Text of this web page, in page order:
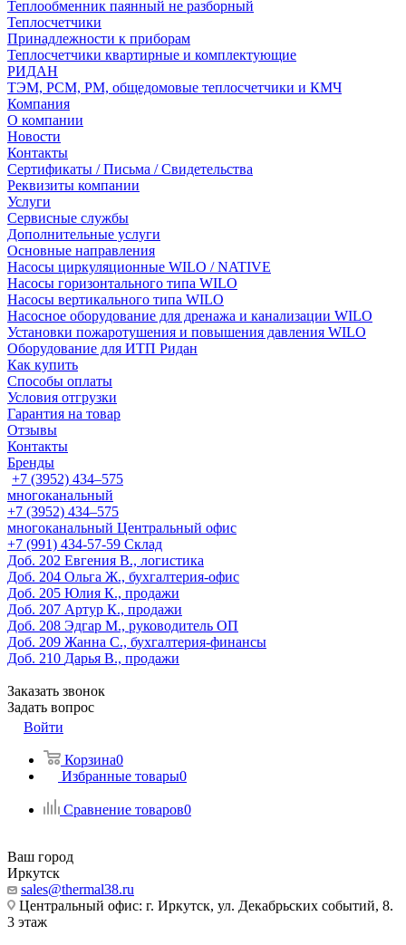
Теплообменник паянный не разборный
Теплосчетчики
Принадлежности к приборам
Теплосчетчики квартирные и комплектующие
РИДАН
ТЭМ, РСМ, РМ, общедомовые теплосчетчики и КМЧ
Компания
О компании
Новости
Контакты
Сертификаты / Письма / Свидетельства
Реквизиты компании
Услуги
Сервисные службы
Дополнительные услуги
Основные направления
Насосы циркуляционные WILO / NATIVE
Насосы горизонтального типа WILO
Насосы вертикального типа WILO
Насосное оборудование для дренажа и канализации WILO
Установки пожаротушения и повышения давления WILO
Оборудование для ИТП Ридан
Как купить
Способы оплаты
Условия отгрузки
Гарантия на товар
Отзывы
Контакты
Бренды
+7 (3952) 434‒575
многоканальный
+7 (3952) 434‒575
многоканальный Центральный офис
‎+7 (991) 434-57-59 Склад
Доб. 202 Евгения В., логистика
Доб. 204 Ольга Ж., бухгалтерия-офис
Доб. 205 Юлия К., продажи
Доб. 207 Артур К., продажи
Доб. 208 Эдгар М., руководитель ОП
Доб. 209 Жанна С., бухгалтерия-финансы
Доб. 210 Дарья В., продажи
Заказать звонок
Задать вопрос
Войти
Корзина0
Избранные товары0
Сравнение товаров0
Ваш город
Иркутск
sales@thermal38.ru
Центральный офис: г. Иркутск, ул. Декабрьских событий, 8.
3 этаж